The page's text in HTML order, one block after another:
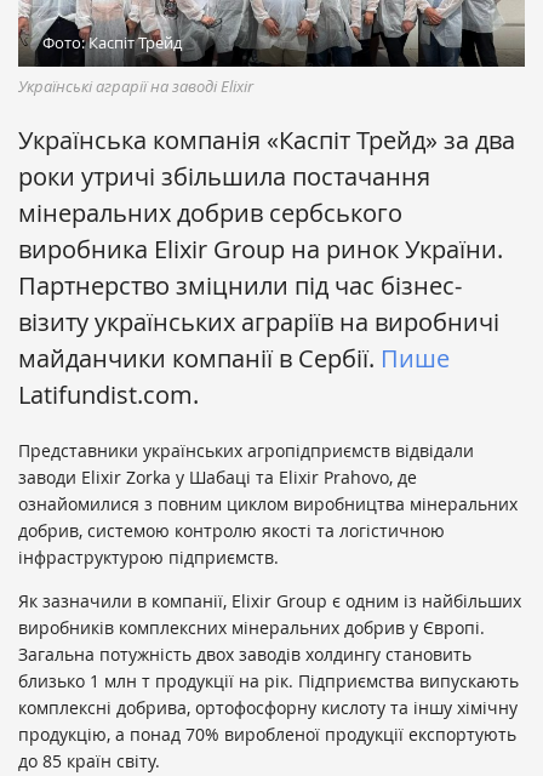
Фото: Каспіт Трейд
Українські аграрії на заводі Elixir
Українська компанія «Каспіт Трейд» за два
роки утричі збільшила постачання
мінеральних добрив сербського
виробника Elixir Group на ринок України.
Партнерство зміцнили під час бізнес-
візиту українських аграріїв на виробничі
майданчики компанії в Сербії. Пише
Latifundist.com.
Представники українських агропідприємств відвідали
заводи Elixir Zorka у Шабаці та Elixir Prahovo, де
ознайомилися з повним циклом виробництва мінеральних
добрив, системою контролю якості та логістичною
інфраструктурою підприємств.
Як зазначили в компанії, Elixir Group є одним із найбільших
виробників комплексних мінеральних добрив у Європі.
Загальна потужність двох заводів холдингу становить
близько 1 млн т продукції на рік. Підприємства випускають
комплексні добрива, ортофосфорну кислоту та іншу хімічну
продукцію, а понад 70% виробленої продукції експортують
до 85 країн світу.